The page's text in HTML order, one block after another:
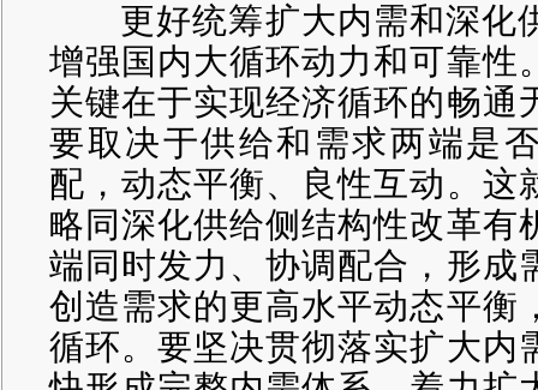
更好统筹扩大内需和深化
增强国内大循环动力和可靠性
关键在于实现经济循环的畅通
要取决于供给和需求两端是
配，动态平衡、良性互动。这
略同深化供给侧结构性改革有
端同时发力、协调配合，形成
创造需求的更高水平动态平衡
循环。要坚决贯彻落实扩大内